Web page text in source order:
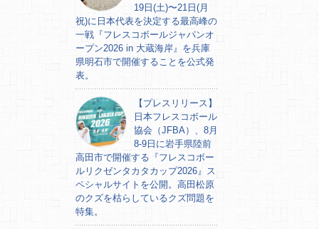
19日(土)〜21日(月
祝)に日本代表を決定する最高峰の
一戦『フレスコボールジャパンオ
ープン2026 in 大蔵海岸』を兵庫
県明石市で開催することを公式発
表。
【プレスリリース】
日本フレスコボール
協会（JFBA）、8月
8-9日に岩手県陸前
高田市で開催する『フレスコボー
ルリクゼンタカタカップ2026』ス
ペシャルサイトを公開。高田松原
のクズを枯らしているクズ問題を
特集。